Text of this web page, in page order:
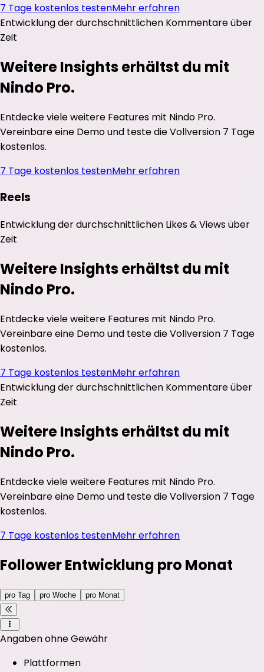
7 Tage kostenlos testenMehr erfahren
Entwicklung der durchschnittlichen Kommentareüber
Zeit
Weitere Insights erhältst du mit
Nindo Pro.
Entdecke viele weitere Features mit Nindo Pro.
Vereinbare eine Demo und teste die Vollversion 7 Tage
kostenlos.
7 Tage kostenlos testenMehr erfahren
Reels
Entwicklung der durchschnittlichen Likes&Viewsüber
Zeit
Weitere Insights erhältst du mit
Nindo Pro.
Entdecke viele weitere Features mit Nindo Pro.
Vereinbare eine Demo und teste die Vollversion 7 Tage
kostenlos.
7 Tage kostenlos testenMehr erfahren
Entwicklung der durchschnittlichen Kommentareüber
Zeit
Weitere Insights erhältst du mit
Nindo Pro.
Entdecke viele weitere Features mit Nindo Pro.
Vereinbare eine Demo und teste die Vollversion 7 Tage
kostenlos.
7 Tage kostenlos testenMehr erfahren
Follower Entwicklung pro Monat
pro Tag pro Woche pro Monat
Angaben ohne Gewähr
Plattformen